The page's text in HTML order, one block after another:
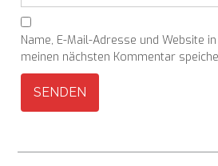
Name, E-Mail-Adresse und Website
meinen nächsten Kommentar